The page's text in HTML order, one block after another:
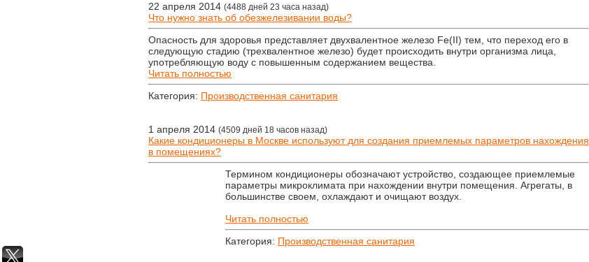
22 апреля 2014 (4488 дней 23 часа назад)
Что нужно знать об обезжелезивании воды?
Опасность для здоровья представляет двухвалентное железо Fe(II) тем, что переход его в
следующую стадию (трехвалентное железо) будет происходить внутри организма лица,
употребляющую воду с повышенным содержанием вещества.
Читать полностью
Категория: Производственная санитария
1 апреля 2014 (4509 дней 18 часов назад)
Какие кондиционеры в Москве используют для создания приемлемых параметров нахождения
в помещениях?
Термином кондиционеры обозначают устройство, создающее приемлемые
параметры микроклимата при нахождении внутри помещения. Агрегаты, в
большинстве своем, охлаждают и очищают воздух.
Читать полностью
Категория: Производственная санитария